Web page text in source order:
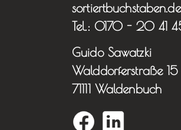
sortiertbuchstaben.de
Tel.: 0170 - 20 41
Guido Sawatzki
Walddorferstraße 15
71111 Waldenbuch